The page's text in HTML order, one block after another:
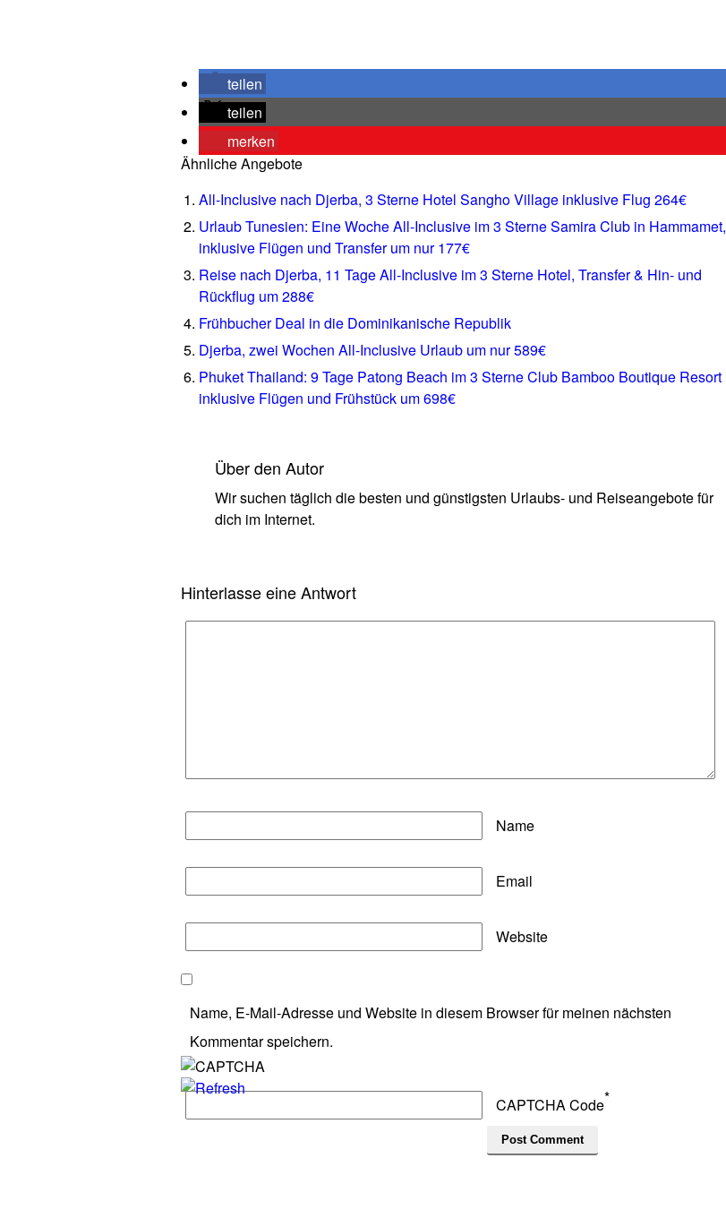
teilen
teilen
merken
Ähnliche Angebote
All-Inclusive nach Djerba, 3 Sterne Hotel Sangho Village inklusive Flug 264€
Urlaub Tunesien: Eine Woche All-Inclusive im 3 Sterne Samira Club in Hammamet,
inklusive Flügen und Transfer um nur 177€
Reise nach Djerba, 11 Tage All-Inclusive im 3 Sterne Hotel, Transfer & Hin- und
Rückflug um 288€
Frühbucher Deal in die Dominikanische Republik
Djerba, zwei Wochen All-Inclusive Urlaub um nur 589€
Phuket Thailand: 9 Tage Patong Beach im 3 Sterne Club Bamboo Boutique Resort
inklusive Flügen und Frühstück um 698€
Über den Autor
Wir suchen täglich die besten und günstigsten Urlaubs- und Reiseangebote für
dich im Internet.
Hinterlasse eine Antwort
Name
Email
Website
Name, E-Mail-Adresse und Website in diesem Browser für meinen nächsten
Kommentar speichern.
CAPTCHA Code*